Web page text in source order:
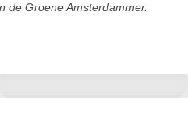
de Groene Amsterdammer.